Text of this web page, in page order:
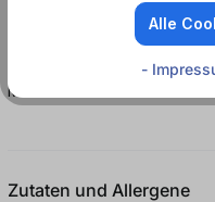
Zutaten und Allergene
Alle
-